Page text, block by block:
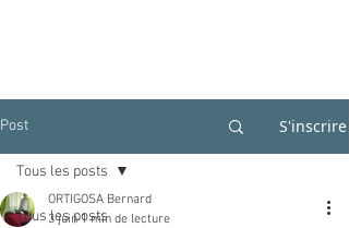
Post S'inscrire
Tous les posts
Tous les posts
ORTIGOSA Bernard
3 juin 1 min de lecture